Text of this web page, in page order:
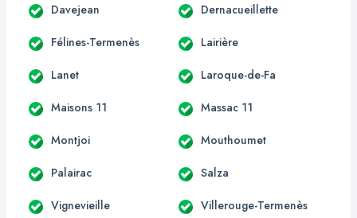
Davejean Dernacueillette
Félines-Termenès Lairière
Lanet Laroque-de-Fa
Maisons 11 Massac 11
Montjoi Mouthoumet
Palairac Salza
Vignevieille Villerouge-Termenès